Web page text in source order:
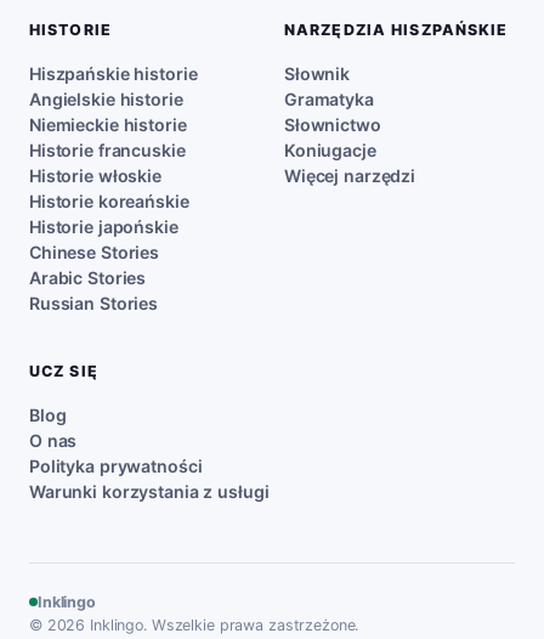
HISTORIE
Hiszpańskie historie
Angielskie historie
Niemieckie historie
Historie francuskie
Historie włoskie
Historie koreańskie
Historie japońskie
Chinese Stories
Arabic Stories
Russian Stories
NARZĘDZIA HISZPAŃSKIE
Słownik
Gramatyka
Słownictwo
Koniugacje
Więcej narzędzi
UCZ SIĘ
Blog
O nas
Polityka prywatności
Warunki korzystania z usługi
Inklingo
© 2026 Inklingo. Wszelkie prawa zastrzeżone.